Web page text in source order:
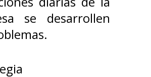
se desarrollen